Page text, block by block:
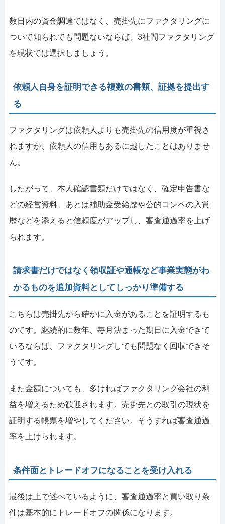
数日内の資金調達ではなく、売掛先にファクタリングに
ついて知られても問題ないならば、3社間ファクタリング
を現状では選択しましょう。
依頼人自身を証明できる複数の書類、証拠を提出す
る
ファクタリングは依頼人よりも売掛先の信用度が重視さ
れますが、依頼人の信用もあるに越したことはありませ
ん。
したがって、本人確認書類だけではなく、確定申告書な
どの経営資料、あとは補助金受給歴や公的コンペの入賞
歴などを添えると信頼度がアップし、審査通過率を上げ
られます。
請求書だけではなく領収証や通帳など事業実態がわ
かるものを追加資料としてしっかり準備する
こちらは売掛先から確かに入金があることを証明するも
のです。継続的に数年、毎月決まった期日に入金できて
いるならば、ファクタリングしても問題なく回収できそ
うです。
また金額についても、多ければファクタリング会社の利
益を増えるため歓迎されます。売掛先との取引の現状を
証明する帳票を増やしてください。そうすれば審査通過
率を上げられます。
条件面とトレードオフになることを受け入れる
最後は上で述べているように、審査通過率と買い取り条
件は基本的にトレードオフの関係になります。